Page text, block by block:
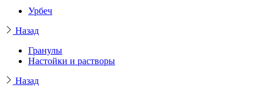
Урбеч
Назад
Гранулы
Настойки и растворы
Назад